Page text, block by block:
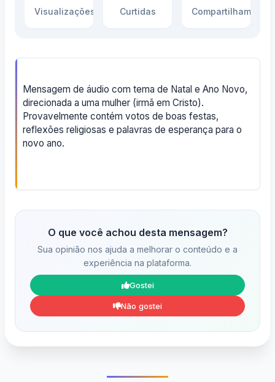
Visualizações Curtidas Compartilhamentos
Mensagem de áudio com tema de Natal e Ano Novo,
direcionada a uma mulher (irmã em Cristo).
Provavelmente contém votos de boas festas,
reflexões religiosas e palavras de esperança para o
novo ano.
O que você achou desta mensagem?
Sua opinião nos ajuda a melhorar o conteúdo e a
experiência na plataforma.
Gostei
Não gostei